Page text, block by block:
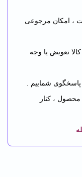
، امکان مرجوعی
تعویض یا وجه
پاسخگوی شماییم .
محصول ، کنار